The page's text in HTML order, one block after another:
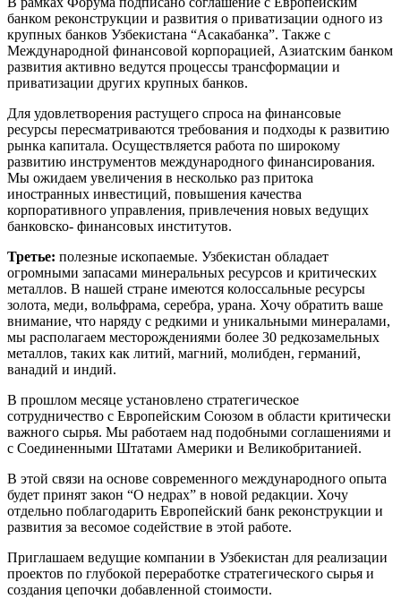
банком реконструкции и развития о приватизации одного из
крупных банков Узбекистана “Асакабанка”. Также с
Международной финансовой корпорацией, Азиатским банком
развития активно ведутся процессы трансформации и
приватизации других крупных банков.
Для удовлетворения растущего спроса на финансовые
ресурсы пересматриваются требования и подходы к развитию
рынка капитала. Осуществляется работа по широкому
развитию инструментов международного финансирования.
Мы ожидаем увеличения в несколько раз притока
иностранных инвестиций, повышения качества
корпоративного управления, привлечения новых ведущих
банковско- финансовых институтов.
Третье: полезные ископаемые. Узбекистан обладает
огромными запасами минеральных ресурсов и критических
металлов. В нашей стране имеются колоссальные ресурсы
золота, меди, вольфрама, серебра, урана. Хочу обратить ваше
внимание, что наряду с редкими и уникальными минералами,
мы располагаем месторождениями более 30 редкозамельных
металлов, таких как литий, магний, молибден, германий,
ванадий и индий.
В прошлом месяце установлено стратегическое
сотрудничество с Европейским Союзом в области критически
важного сырья. Мы работаем над подобными соглашениями и
с Соединенными Штатами Америки и Великобританией.
В этой связи на основе современного международного опыта
будет принят закон “О недрах” в новой редакции. Хочу
отдельно поблагодарить Европейский банк реконструкции и
развития за весомое содействие в этой работе.
Приглашаем ведущие компании в Узбекистан для реализации
проектов по глубокой переработке стратегического сырья и
создания цепочки добавленной стоимости.